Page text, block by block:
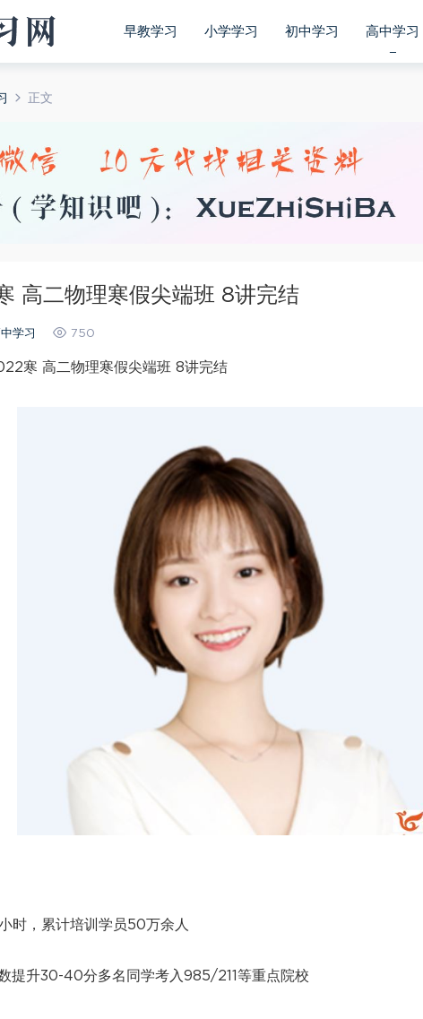
早教学习 小学学习 初中学习 高中学习
正文
高二物理寒假尖端班 8讲完结
学习 750
寒 高二物理寒假尖端班 8讲完结
时，累计培训学员50万余人
提升30-40分多名同学考入985/211等重点院校